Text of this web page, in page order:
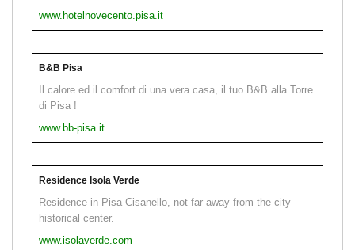
www.hotelnovecento.pisa.it
B&B Pisa
Il calore ed il comfort di una vera casa, il tuo B&B alla Torre
di Pisa !
www.bb-pisa.it
Residence Isola Verde
Residence in Pisa Cisanello, not far away from the city
historical center.
www.isolaverde.com